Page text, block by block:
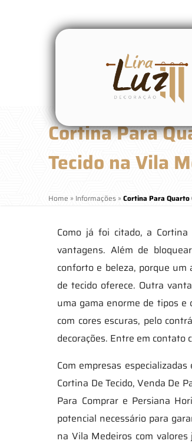
Cortina Para
Tecido na Vila
Home » Informações »Cortina Para Quarto
Como já foi citado, a
vantagens. Além de
conforto e beleza, porque
de tecido oferece. Outra
uma gama enorme de tipos e
com cores escuras, pelo
decorações. Entre em contato
Com empresas
Cortina De Tecido, Venda De
Para Comprar e Persiana
potencial necessário para
na Vila Medeiros com